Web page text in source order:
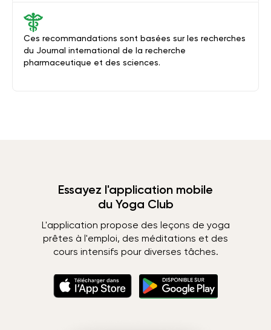
Ces recommandations sont basées sur les recherches
du Journal international de la recherche
pharmaceutique et des sciences.
Essayez l'application mobile
du Yoga Club
L'application propose des leçons de yoga
prêtes à l'emploi, des méditations et des
cours intensifs pour diverses tâches.